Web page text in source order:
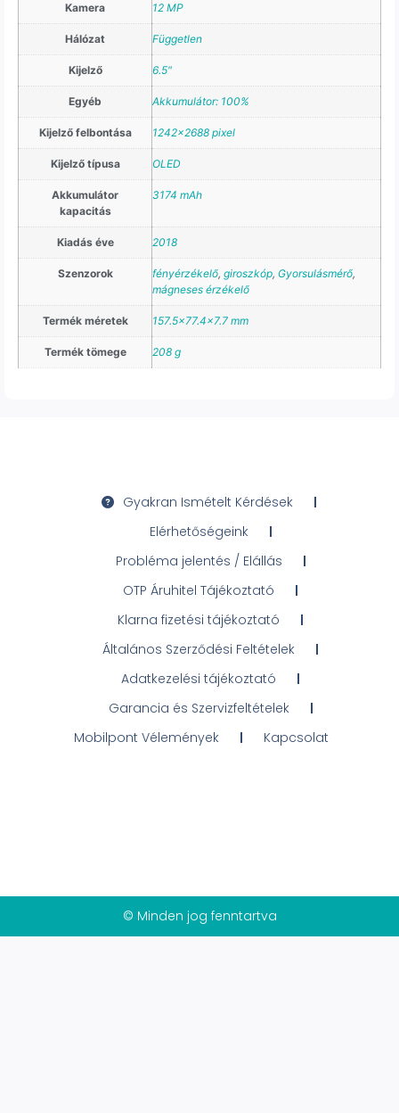
Kamera 12 MP
Hálózat Független
Kijelző 6.5"
Egyéb Akkumulátor: 100%
Kijelző felbontása 1242×2688 pixel
Kijelző típusa OLED
Akkumulátor
kapacitás
3174 mAh
Kiadás éve 2018
Szenzorok fényérzékelő, giroszkóp, Gyorsulásmérő,
mágneses érzékelő
Termék méretek 157.5×77.4×7.7 mm
Termék tömege 208 g
Gyakran Ismételt Kérdések
Elérhetőségeink
Probléma jelentés / Elállás
OTP Áruhitel Tájékoztató
Klarna fizetési tájékoztató
Általános Szerződési Feltételek
Adatkezelési tájékoztató
Garancia és Szervizfeltételek
Mobilpont Vélemények
Kapcsolat
© Minden jog fenntartva